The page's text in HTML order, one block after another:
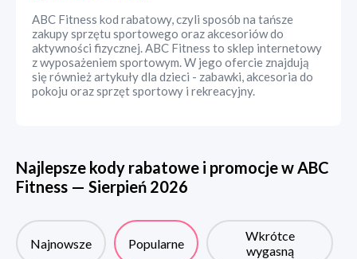
ABC Fitness kod rabatowy, czyli sposób na tańsze
zakupy sprzętu sportowego oraz akcesoriów do
aktywności fizycznej. ABC Fitness to sklep internetowy
z wyposażeniem sportowym. W jego ofercie znajdują
się również artykuły dla dzieci - zabawki, akcesoria do
pokoju oraz sprzęt sportowy i rekreacyjny.
Najlepsze kody rabatowe i promocje wABC
Fitness — Sierpień 2026
Najnowsze Popularne
Wkrótce
wygasną